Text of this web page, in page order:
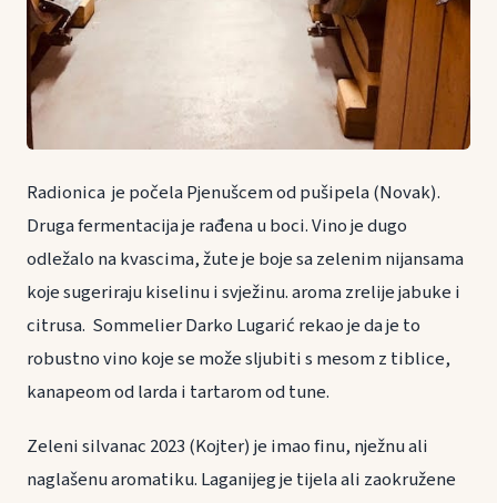
Radionica je počela Pjenušcem od pušipela (Novak).
Druga fermentacija je rađena u boci. Vino je dugo
odležalo na kvascima, žute je boje sa zelenim nijansama
koje sugeriraju kiselinu i svježinu. aroma zrelije jabuke i
citrusa. Sommelier Darko Lugarić rekao je da je to
robustno vino koje se može sljubiti s mesom z tiblice,
kanapeom od larda i tartarom od tune.
Zeleni silvanac 2023 (Kojter) je imao finu, nježnu ali
naglašenu aromatiku. Laganijeg je tijela ali zaokružene